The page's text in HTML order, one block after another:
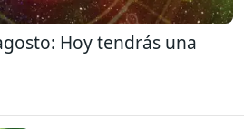
Hoy tendrás una